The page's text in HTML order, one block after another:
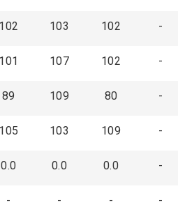
102 103 102 -
101 107 102 -
89 109 80 -
105 103 109 -
0.0 0.0 0.0 -
- - - -